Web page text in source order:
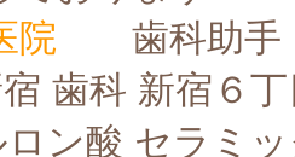
院 歯科助手
歯科 新宿６
ン酸 セラミ